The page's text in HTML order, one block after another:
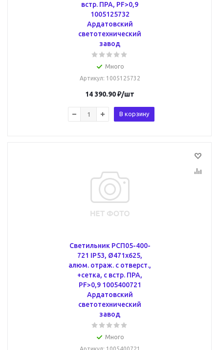
встр. ПРА, PF>0,9
1005125732
Ардатовский
светотехнический
завод
Много
Артикул: 1005125732
14 390.90₽/шт
В корзину
Светильник РСП05-400-
721 IP53, Ø471х625,
алюм. отраж. с отверст.,
+сетка, с встр. ПРА,
PF>0,9 1005400721
Ардатовский
светотехнический
завод
Много